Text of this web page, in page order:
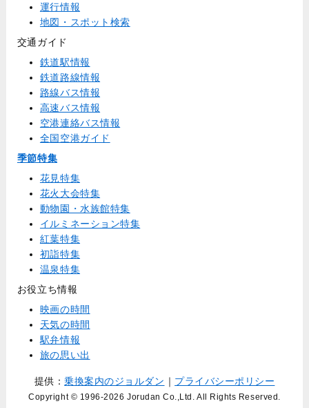
運行情報
地図・スポット検索
交通ガイド
鉄道駅情報
鉄道路線情報
路線バス情報
高速バス情報
空港連絡バス情報
全国空港ガイド
季節特集
花見特集
花火大会特集
動物園・水族館特集
イルミネーション特集
紅葉特集
初詣特集
温泉特集
お役立ち情報
映画の時間
天気の時間
駅弁情報
旅の思い出
提供：乗換案内のジョルダン ｜ プライバシーポリシー
Copyright © 1996-2026 Jorudan Co.,Ltd. All Rights Reserved.